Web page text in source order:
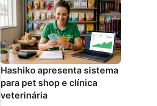
Hashiko apresenta sistema
para pet shop e clínica
veterinária